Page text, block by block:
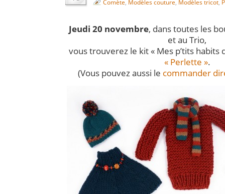
Comète, Modèles couture, Modèles tricot,
Jeudi 20 novembre, dans toutes les
et au Trio,
vous trouverez le kit « Mes p’tits habits
« Perlette ».
(Vous pouvez aussi le commander